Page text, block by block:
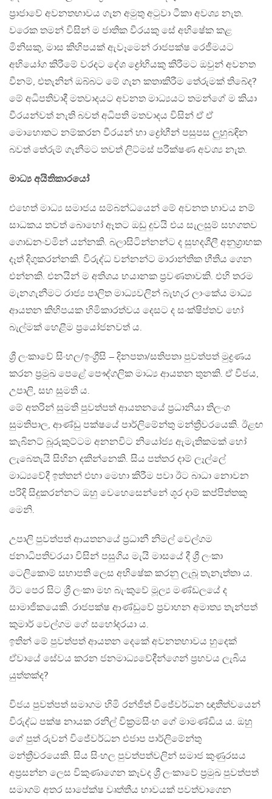
ප්‍රාජාවේ අවනතභාවය ගැන අමුතු අටුවා ටීකා අවශ්‍ය නැත.
වරෙක තමන් විසින් ම ජාතික වීරයකු සේ අභිෂේක කළ
මිනිසකු, මාස කිහිපයක් ඇවෑමෙන් රාජපක්ෂ රෙජීමයට
අභියෝග කිරීමේ වරදට දේශ ද්‍රෝහියකු කිරීමට ඔවුන් අවනත
වීනම්, එතැනින් ඔබ්බට මේ ගැන කතාකිරීම තේරුමක් තිබේද?
මේ අධිපතිවාදී මතවාදයට අවනත මාධ්‍යයට තමන්ගේ ම කියා
වීරයන්වත් නැති බවත් අධිපති මතවාදය විසින් ඒ ඒ
මොහොතට නම්කරන වීරයන් හා ද්‍රෝහීන් පසුපස ලුහුබඳින
බවත් තේරුම් ගැනීමට තවත් ලිට්මස් පරීක්ෂණ අවශ්‍ය නැත.
මාධ්‍ය අයිතිකාරයෝ
එහෙත් මාධ්‍ය සමාජය සම්බන්ධයෙන් මේ අවනත භාවය නම්
සාධකය තවත් බොහෝ ඈතට ඔඩු දුවයි එය සැලසුම් සහගතව
ගොඩනංවමින් යන්නකි. බලාසිටින්නන්ට ද සුහදශීලී අනුග්‍රාහක
දෑත් දිගුකරන්නකි. විරුද්ධ වන්නන්ට මාරාන්තික භීතිය ගෙන
එන්නකි. එනයින් ම අතිශය භයානක ප්‍රවණතාවකි. එහි තරම
මැනගැනීමට රාජ්‍ය පාලිත මාධ්‍යවලින් බැහැර ලාංකේය මාධ්‍ය
ආයතන කිහිපයක හිමිකාරත්වය දෙසට ද සංක්ෂිප්තව හෝ
බැල්මක් හෙළීම ප්‍රයෝජනවත් ය.
ශ්‍රී ලංකාවේ සිංහල/ඉංග්‍රීසි – දිනපතා/සතිපතා පුවත්පත් මුද්‍රණය
කරන ප්‍රමුඛ පෙළේ පෞද්ගලික මාධ්‍ය ආයතන තුනකි. ඒ විජය,
උපාලි, සහ සුමති ය.
මේ අතරින් සුමති පුවත්පත් ආයතනයේ ප්‍රධානියා තිලංග
සුමතිපාල, ආණ්ඩු පක්ෂයේ පාර්ලිමේන්තු මන්ත්‍රීවරයෙකි. ඊළඟ
කැබිනට් බූරුකුට්ටම අනනවිට නියෝජ්‍ය ඇමැතිකමක් හෝ
ලැබෙතැයි සිහින දකින්නෙකි. සිය පත්තර දාම් ලෑල්ලේ
මාධ්‍යවේදී ඉත්තන් එහා මෙහා කිරීම පවා ඊට බාධා නොවන
පරිදි සිදුකරන්නට ඔහු වෙහෙසෙන්නේ ශූර දාම් කප්පිත්තකු
මෙනි.
උපාලි පුවත්පත් ආයතනයේ ප්‍රධානී නිමල් වෙල්ගම
ජනාධිපතිවරයා විසින් පසුගිය මැයි මාසයේ දී ශ්‍රී ලංකා
ටෙලිකොම් සභාපති ලෙස අභිෂේක කරනු ලැබූ තැනැත්තා ය.
ඊට පෙර සිට ශ්‍රී ලංකා මහ බැංකුවේ මූල්‍ය මණ්ඩලයේ ද
සාමාජිකයෙකි. රාජපක්ෂ ආණ්ඩුවේ ප්‍රවාහන අමාත්‍ය තැන්පත්
කුමාර් වෙල්ගම ගේ සහෝදරයා ය.
ඉතින් මේ පුවත්පත් ආයතන දෙකේ අවනතභාවය හුදෙක්
ඒවායේ සේවය කරන ජනමාධ්‍යවේදීන්ගෙන් ප්‍රභවය ලැබිය
යුත්තක්ද?
විජය පුවත්පත් සමාගම හිමි රන්ජිත් විජේවර්ධන ඥාතීත්වයෙන්
විරුද්ධ පක්ෂ නායක රනිල් වික්‍රමසිංහ ගේ මාමණ්ඩිය ය. ඔහු
ගේ පුත් රුවන් විජේවර්ධන එජාප පාර්ලිමේන්තු
මන්ත්‍රීවරයෙකි. සිය සිංහල පුවත්පත්වලින් සමාජ කුණුරසය
අප්‍රසන්න ලෙස විකුණාගෙන කෑවද ශ්‍රී ලංකාවේ ප්‍රමුඛ පුවත්පත්
සමාගම් අතර සාපේක්ෂ වෘත්තීය භාවයක් පවත්වාගෙන